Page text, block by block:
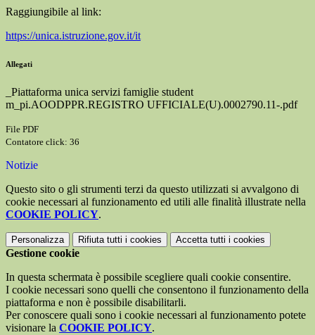
Raggiungibile al link:
https://unica.istruzione.gov.it/it
Allegati
_Piattaforma unica servizi famiglie student
m_pi.AOODPPR.REGISTRO UFFICIALE(U).0002790.11-.pdf
File PDF
Contatore click: 36
Notizie
Questo sito o gli strumenti terzi da questo utilizzati si avvalgono di
cookie necessari al funzionamento ed utili alle finalità illustrate nella
COOKIE POLICY.
Personalizza Rifiuta tutti i cookies Accetta tutti i cookies
Gestione cookie
In questa schermata è possibile scegliere quali cookie consentire.
I cookie necessari sono quelli che consentono il funzionamento della
piattaforma e non è possibile disabilitarli.
Per conoscere quali sono i cookie necessari al funzionamento potete
visionare la COOKIE POLICY.